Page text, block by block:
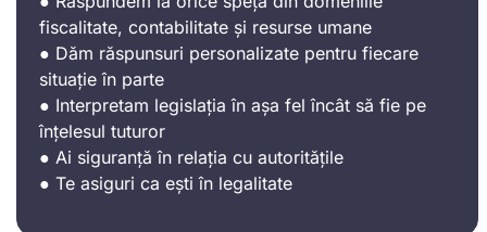
fiscalitate, contabilitate și resurse umane
● Dăm răspunsuri personalizate pentru fiecare
situație în parte
● Interpretam legislația în așa fel încât să fie pe
înțelesul tuturor
● Ai siguranță în relația cu autoritățile
● Te asiguri ca ești în legalitate